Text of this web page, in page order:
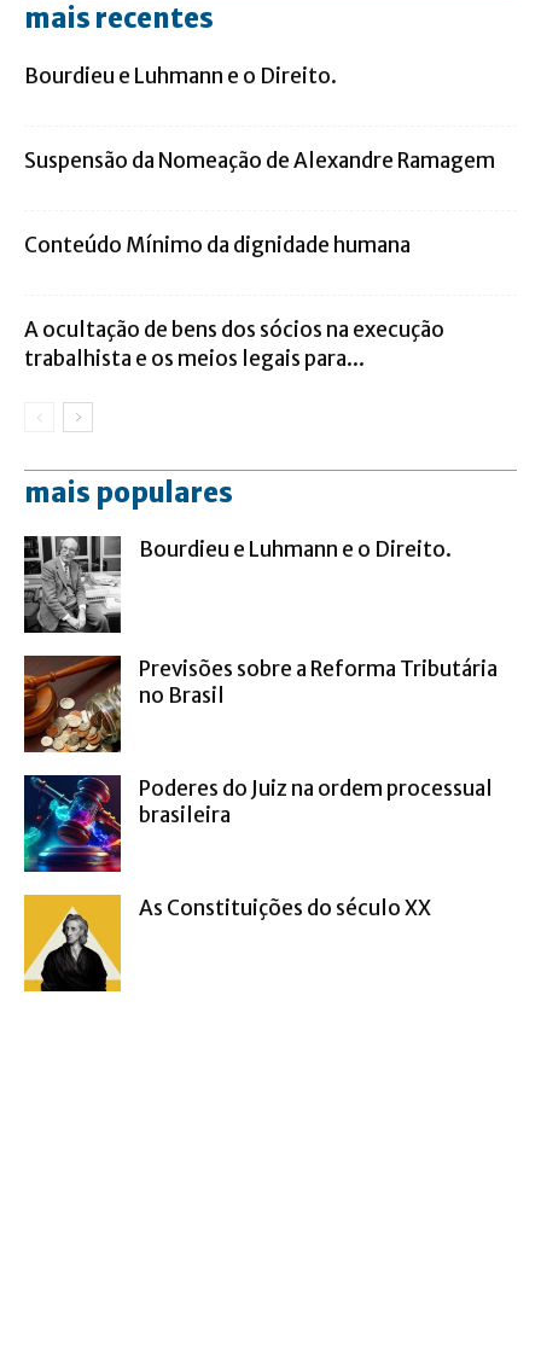
mais recentes
Bourdieu e Luhmann e o Direito.
Suspensão da Nomeação de Alexandre Ramagem
Conteúdo Mínimo da dignidade humana
A ocultação de bens dos sócios na execução
trabalhista e os meios legais para...
mais populares
Bourdieu e Luhmann e o Direito.
Previsões sobre a Reforma Tributária
no Brasil
Poderes do Juiz na ordem processual
brasileira
As Constituições do século XX